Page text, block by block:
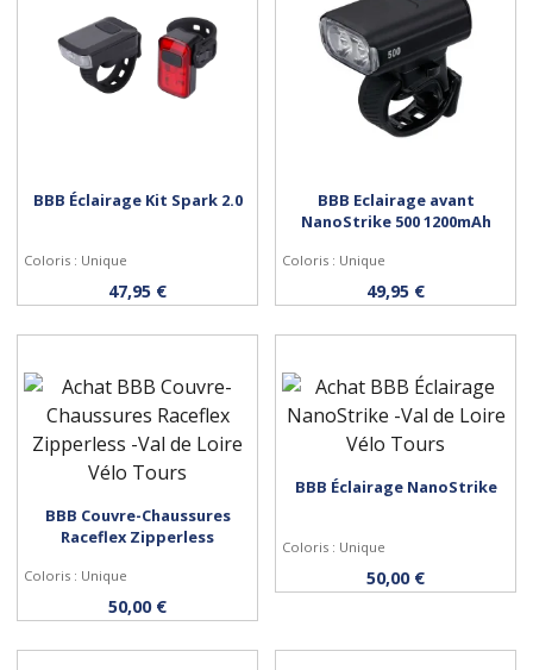
Acheter
BBB Éclairage Kit Spark 2.0
Coloris : Unique
47,95 € Acheter
BBB Eclairage avant
NanoStrike 500 1200mAh
Coloris : Unique
49,95 €
Personnaliser
BBB Couvre-Chaussures
Raceflex Zipperless
Coloris : Unique
50,00 €
Acheter
BBB Éclairage NanoStrike
Coloris : Unique
50,00 €